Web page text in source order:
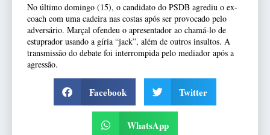
No último domingo (15), o candidato do PSDB agrediu o ex-
coach com uma cadeira nas costas após ser provocado pelo
adversário. Marçal ofendeu o apresentador ao chamá-lo de
estuprador usando a gíria “jack”, além de outros insultos. A
transmissão do debate foi interrompida pelo mediador após a
agressão.
Facebook Twitter
WhatsApp